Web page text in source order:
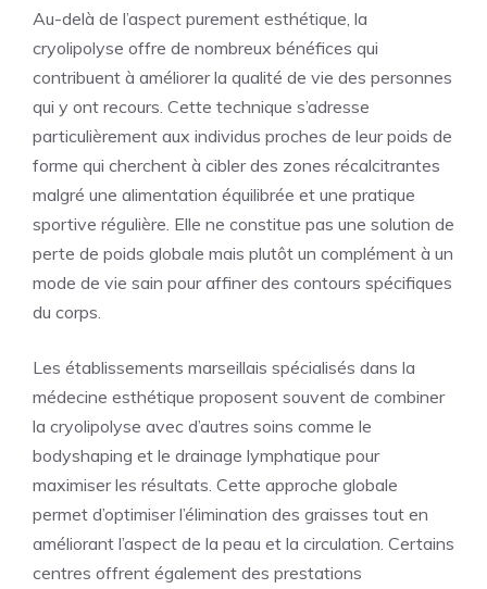
Au-delà de l’aspect purement esthétique, la
cryolipolyse offre de nombreux bénéfices qui
contribuent à améliorer la qualité de vie des personnes
qui y ont recours. Cette technique s’adresse
particulièrement aux individus proches de leur poids de
forme qui cherchent à cibler des zones récalcitrantes
malgré une alimentation équilibrée et une pratique
sportive régulière. Elle ne constitue pas une solution de
perte de poids globale mais plutôt un complément à un
mode de vie sain pour affiner des contours spécifiques
du corps.
Les établissements marseillais spécialisés dans la
médecine esthétique proposent souvent de combiner
la cryolipolyse avec d’autres soins comme le
bodyshaping et le drainage lymphatique pour
maximiser les résultats. Cette approche globale
permet d’optimiser l’élimination des graisses tout en
améliorant l’aspect de la peau et la circulation. Certains
centres offrent également des prestations